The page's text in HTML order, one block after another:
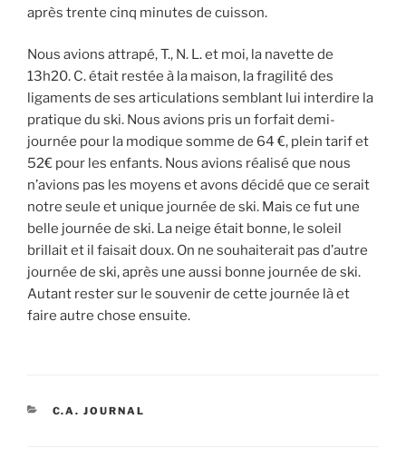
après trente cinq minutes de cuisson.
Nous avions attrapé, T., N. L. et moi, la navette de
13h20. C. était restée à la maison, la fragilité des
ligaments de ses articulations semblant lui interdire la
pratique du ski. Nous avions pris un forfait demi-
journée pour la modique somme de 64 €, plein tarif et
52€ pour les enfants. Nous avions réalisé que nous
n’avions pas les moyens et avons décidé que ce serait
notre seule et unique journée de ski. Mais ce fut une
belle journée de ski. La neige était bonne, le soleil
brillait et il faisait doux. On ne souhaiterait pas d’autre
journée de ski, après une aussi bonne journée de ski.
Autant rester sur le souvenir de cette journée là et
faire autre chose ensuite.
CATÉGORIES
C.A. JOURNAL